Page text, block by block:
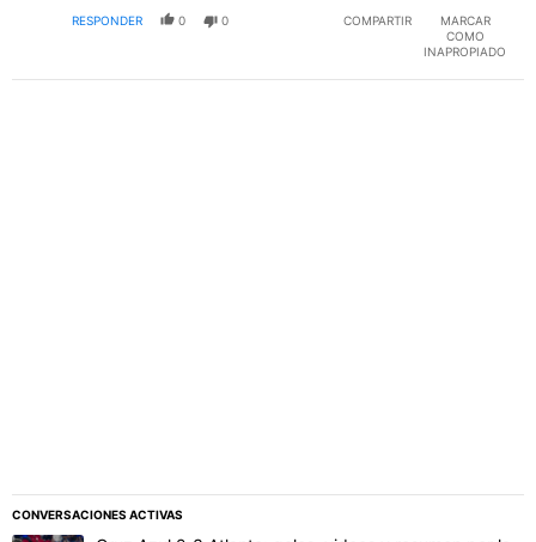
RESPONDER 0 0 COMPARTIR
MARCAR
COMO
INAPROPIADO
CONVERSACIONES ACTIVAS
Este listado muestra los artículos con más comentarios en los